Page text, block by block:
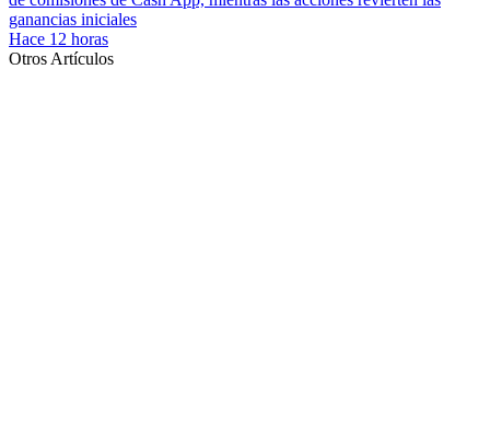
ganancias iniciales
Hace 12 horas
Otros Artículos